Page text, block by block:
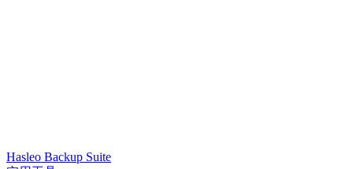
Hasleo Backup Suite